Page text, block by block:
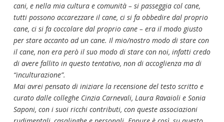
cani, e nella mia cultura e comunità – si passeggia col cane,
tutti possono accarezzare il cane, ci si fa obbedire dal proprio
cane, ci si fa coccolare dal proprio cane – era il modo giusto
per stare accanto ad un cane. Il mio/nostro modo di stare con
il cane, non era però il suo modo di stare con noi, infatti credo
di avere fallito in questo tentativo, non di accoglienza ma di
“inculturazione”.
Mai avrei pensato di iniziare la recensione del testo scritto e
curato dalle colleghe Cinzia Carnevali, Laura Ravaioli e Sonia
Saponi, con i suoi ricchi contributi, con queste associazioni